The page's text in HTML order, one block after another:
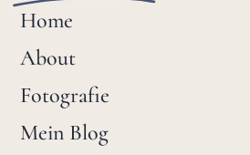
Home
About
Fotografie
Mein Blog